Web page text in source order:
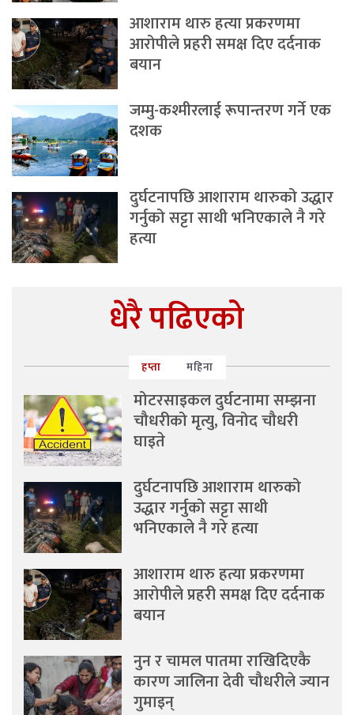
आशाराम थारु हत्या प्रकरणमा
आरोपीले प्रहरी समक्ष दिए दर्दनाक
बयान
जम्मु-कश्मीरलाई रूपान्तरण गर्ने एक
दशक
दुर्घटनापछि आशाराम थारुको उद्धार
गर्नुको सट्टा साथी भनिएकाले नै गरे
हत्या
धेरै पढिएको
हप्ता महिना
मोटरसाइकल दुर्घटनामा सम्झना
चौधरीको मृत्यु, विनोद चौधरी
घाइते
दुर्घटनापछि आशाराम थारुको
उद्धार गर्नुको सट्टा साथी
भनिएकाले नै गरे हत्या
आशाराम थारु हत्या प्रकरणमा
आरोपीले प्रहरी समक्ष दिए दर्दनाक
बयान
नुन र चामल पातमा राखिदिएकै
कारण जालिना देवी चौधरीले ज्यान
गुमाइन्